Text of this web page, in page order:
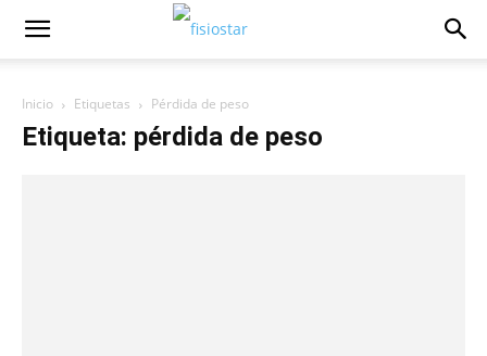
Inicio Etiquetas Pérdida de peso
Etiqueta: pérdida de peso